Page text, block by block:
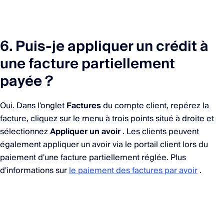
6. Puis-je appliquer un crédit à
une facture partiellement
payée ?
Oui. Dans l'ongletFacturesdu compte client, repérez la
facture, cliquez sur le menu à trois points situé à droite et
sélectionnezAppliquer un avoir. Les clients peuvent
également appliquer un avoir via le portail client lors du
paiement d'une facture partiellement réglée. Plus
d'informations surle paiement des factures par avoir.